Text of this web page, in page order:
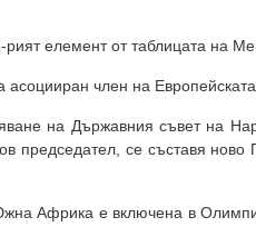
рият елемент от таблицата на
асоцииран член на
на Държавния съвет на
председател, се съставя
Африка е включена в